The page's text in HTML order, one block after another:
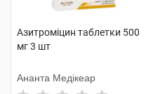
Азитроміцин таблетки 500
мг 3 шт
Ананта Медікеар